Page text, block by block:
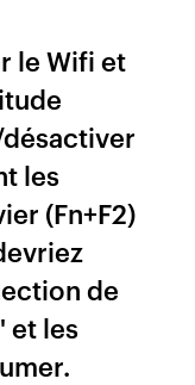
le Wifi et
les
(Fn+F2)
de
et les